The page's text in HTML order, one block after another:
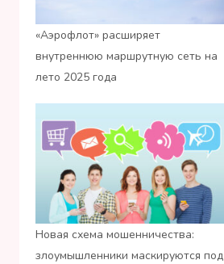
«Аэрофлот» расширяет
внутреннюю маршрутную сеть на
лето 2025 года
Новая схема мошенничества:
злоумышленники маскируются под